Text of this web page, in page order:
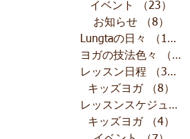
イベント
（23）
お知らせ
（8）
Lungtaの日々
（10）
ヨガの技法色々
（11）
レッスン日程
（32）
キッズヨガ
（8）
レッスンスケジュール
キッズヨガ
（4）